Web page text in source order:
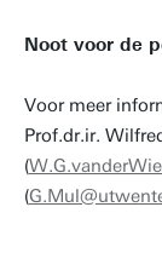
Noot voor de
Voor meer
Prof.dr.ir.
(
(